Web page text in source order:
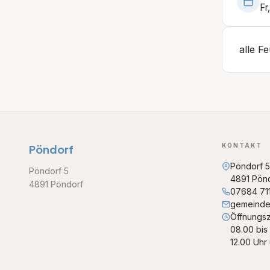
alle
Pöndorf
Pöndorf 5
4891 Pöndorf
KONTAKT
Pöndorf 5
4891
07684
08.00 bis
12.00 Uhr